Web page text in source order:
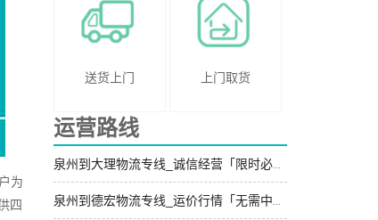
为
四
送货上门 上门取货
运营路线
泉州到大理物流专线_诚信经营「限时必达」
泉州到德宏物流专线_运价行情「无需中转」